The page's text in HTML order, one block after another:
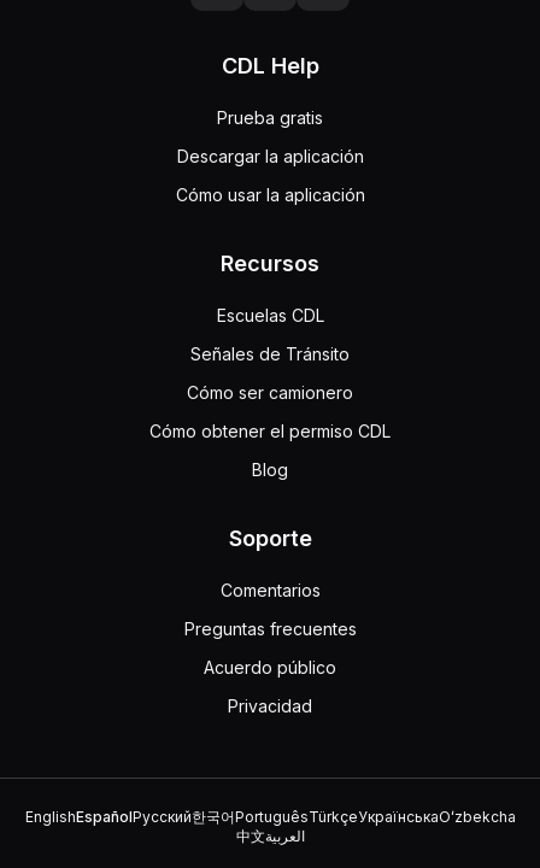
CDL Help
Prueba gratis
Descargar la aplicación
Cómo usar la aplicación
Recursos
Escuelas CDL
Señales de Tránsito
Cómo ser camionero
Cómo obtener el permiso CDL
Blog
Soporte
Comentarios
Preguntas frecuentes
Acuerdo público
Privacidad
EnglishEspañolРусский한국어PortuguêsTürkçeУкраїнськаOʻzbekcha
中文العربية